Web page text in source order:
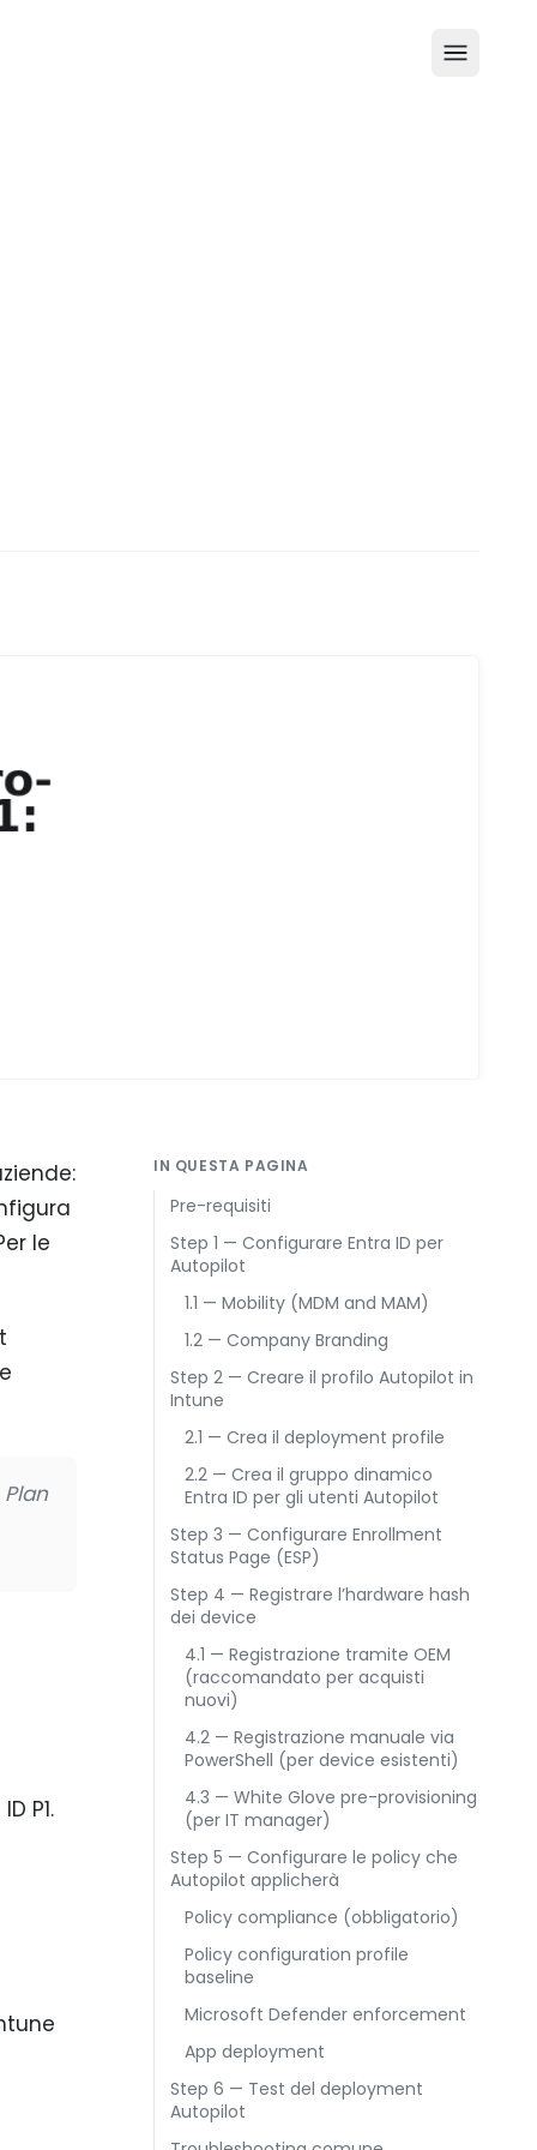
le
P1.
IN QUESTA PAGINA
Pre-requisiti
Step 1 — Configurare Entra ID per
Autopilot
1.1 — Mobility (MDM and MAM)
1.2 — Company Branding
Step 2 — Creare il profilo Autopilot in
Intune
2.1 — Crea il deployment profile
2.2 — Crea il gruppo dinamico
Entra ID per gli utenti Autopilot
Step 3 — Configurare Enrollment
Status Page (ESP)
Step 4 — Registrare l’hardware hash
dei device
4.1 — Registrazione tramite OEM
(raccomandato per acquisti
nuovi)
4.2 — Registrazione manuale via
PowerShell (per device esistenti)
4.3 — White Glove pre-provisioning
(per IT manager)
Step 5 — Configurare le policy che
Autopilot applicherà
Policy compliance (obbligatorio)
Policy configuration profile
baseline
Microsoft Defender enforcement
App deployment
Step 6 — Test del deployment
Autopilot